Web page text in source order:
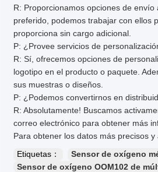
R: Proporcionamos opciones de
preferido, podemos trabajar con ellos
proporciona sin cargo adicional.
P: ¿Provee servicios de
R: Sí, ofrecemos opciones de
logotipo en el producto o paquete.
sus muestras o diseños.
P: ¿Podemos convertirnos en
R: Absolutamente! Buscamos
correo electrónico para obtener más
Para obtener los datos más precisos
Etiquetas：
Sensor de oxígeno
Sensor de oxígeno OOM102 de